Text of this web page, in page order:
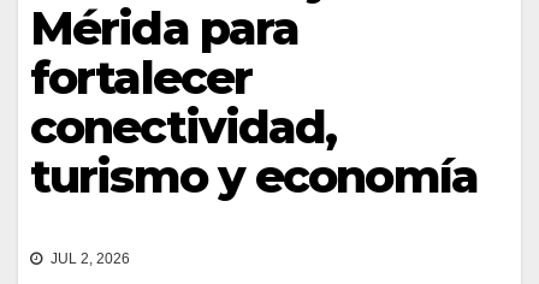
Mérida para
fortalecer
conectividad,
turismo y economía
JUL 2, 2026